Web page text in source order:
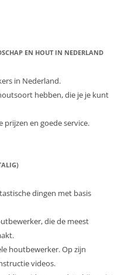
EN HOUT IN NEDERLAND
in Nederland.
hebben, die je je kunt
prijzen en goede service.
dingen met basis
die de meest
houtbewerker. Op zijn
videos.